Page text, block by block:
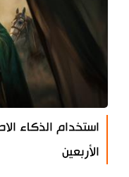
استخدام الذكاء
الأربعين